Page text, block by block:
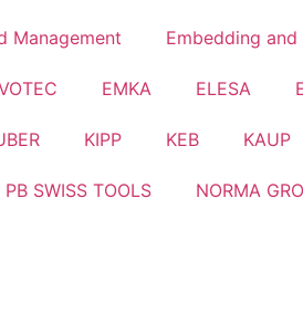
Embedding
Management
ELESA
EMKA
KAUP
KEB
KIPP
NORMA
PB SWISS TOOLS